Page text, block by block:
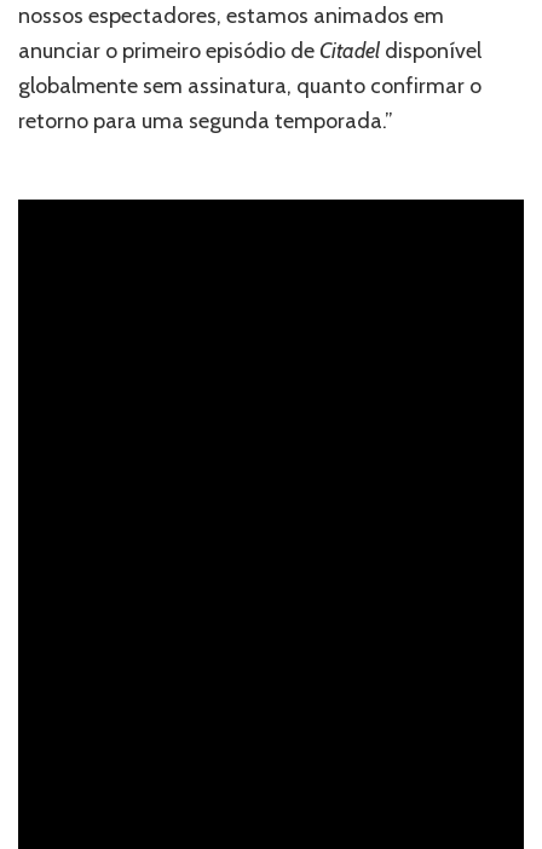
nossos espectadores, estamos animados em
anunciar o primeiro episódio deCitadel disponível
globalmente sem assinatura, quanto confirmar o
retorno para uma segunda temporada.”